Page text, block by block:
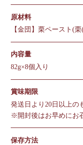
原材料
【金団】栗ペースト(
内容量
82g×8個入り
賞味期限
発送日より20日以上の
※開封後はお早めにお
保存方法